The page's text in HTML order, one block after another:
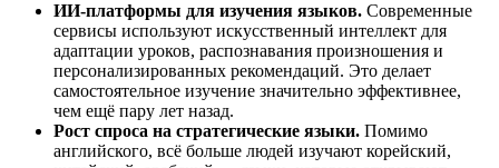
ИИ-платформы для изучения языков. Современные
сервисы используют искусственный интеллект для
адаптации уроков, распознавания произношения и
персонализированных рекомендаций. Это делает
самостоятельное изучение значительно эффективнее,
чем ещё пару лет назад.
Рост спроса на стратегические языки. Помимо
английского, всё больше людей изучают корейский,